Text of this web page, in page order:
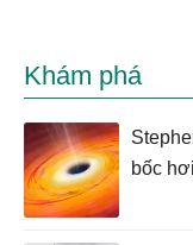
Khám phá
bốc